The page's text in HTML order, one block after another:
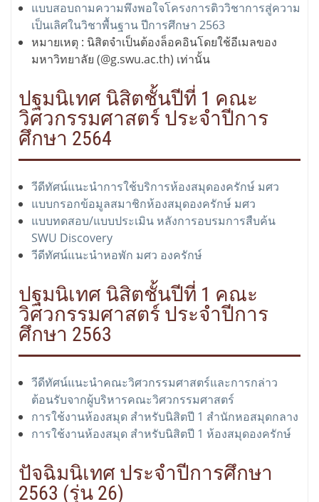
แบบสอบถามความพึงพอใจโครงการติววิชาการสู่ความ
เป็นเลิศในวิชาพื้นฐาน ปีการศึกษา 2563
หมายเหตุ : นิสิตจำเป็นต้องล็อคอินโดยใช้อีเมลของ
มหาวิทยาลัย (@g.swu.ac.th) เท่านั้น
ปฐมนิเทศ นิสิตชั้นปีที่ 1 คณะ
วิศวกรรมศาสตร์ ประจำปีการ
ศึกษา 2564
วีดีทัศน์แนะนำการใช้บริการห้องสมุดองครักษ์ มศว
แบบกรอกข้อมูลสมาชิกห้องสมุดองครักษ์ มศว
แบบทดสอบ/แบบประเมิน หลังการอบรมการสืบค้น
SWU Discovery
วีดีทัศน์แนะนำหอพัก มศว องครักษ์
ปฐมนิเทศ นิสิตชั้นปีที่ 1 คณะ
วิศวกรรมศาสตร์ ประจำปีการ
ศึกษา 2563
วีดีทัศน์แนะนำคณะวิศวกรรมศาสตร์และการกล่าว
ต้อนรับจากผู้บริหารคณะวิศวกรรมศาสตร์
การใช้งานห้องสมุด สำหรับนิสิตปี 1 สำนักหอสมุดกลาง
การใช้งานห้องสมุด สำหรับนิสิตปี 1 ห้องสมุดองครักษ์
ปัจฉิมนิเทศ ประจำปีการศึกษา
2563 (รุ่น 26)